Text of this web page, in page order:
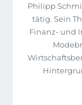
Philipp
tätig. Sein
Finanz- und